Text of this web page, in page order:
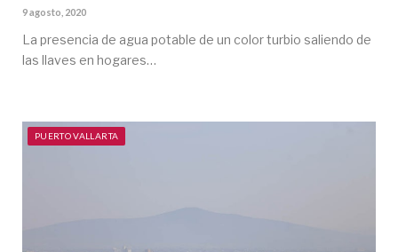
9 agosto, 2020
La presencia de agua potable de un color turbio saliendo de
las llaves en hogares…
PUERTO VALLARTA